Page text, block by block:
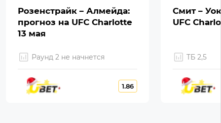
Розенстрайк – Алмейда:
прогноз на UFC Charlotte
13 мая
Раунд 2 не начнется
1.86
Смит –
UFC
ТБ 2,5